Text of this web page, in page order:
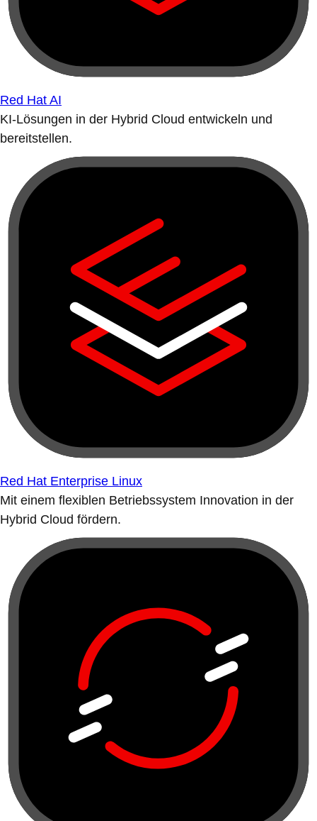
Red Hat AI
KI-Lösungen in der Hybrid Cloud entwickeln und
bereitstellen.
Red Hat Enterprise Linux
Mit einem flexiblen Betriebssystem Innovation in der
Hybrid Cloud fördern.